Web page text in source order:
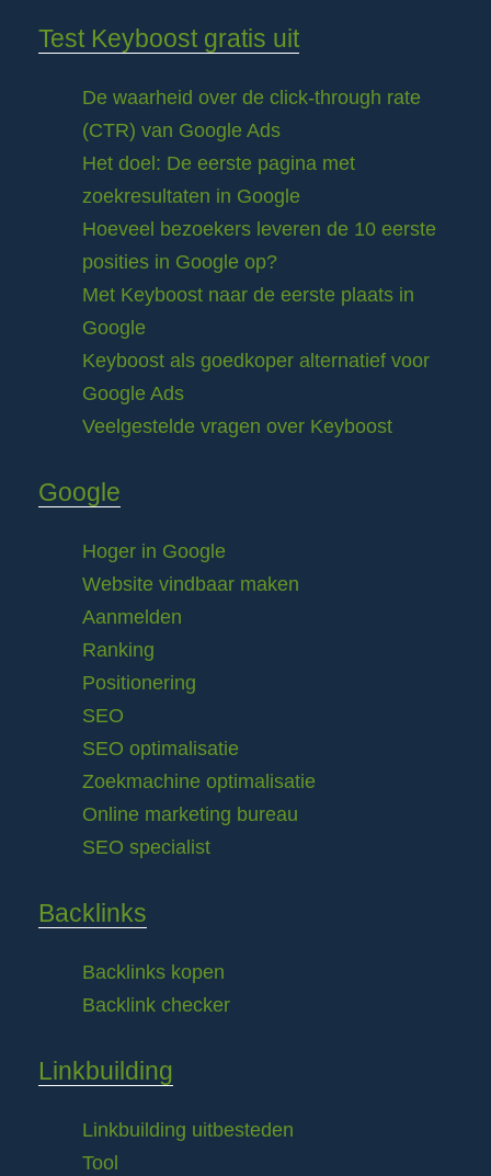
Test Keyboost gratis uit
De waarheid over de click-through rate
(CTR) van Google Ads
Het doel: De eerste pagina met
zoekresultaten in Google
Hoeveel bezoekers leveren de 10 eerste
posities in Google op?
Met Keyboost naar de eerste plaats in
Google
Keyboost als goedkoper alternatief voor
Google Ads
Veelgestelde vragen over Keyboost
Google
Hoger in Google
Website vindbaar maken
Aanmelden
Ranking
Positionering
SEO
SEO optimalisatie
Zoekmachine optimalisatie
Online marketing bureau
SEO specialist
Backlinks
Backlinks kopen
Backlink checker
Linkbuilding
Linkbuilding uitbesteden
Tool